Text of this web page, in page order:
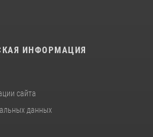
ИНФОРМАЦИЯ
сайта
данных